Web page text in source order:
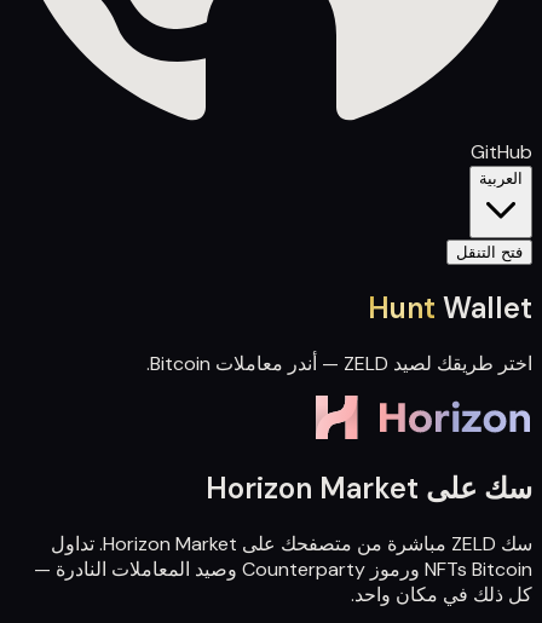
GitHub
العربية
فتح التنقل
Hunt Wallet
اختر طريقك لصيد ZELD — أندر معاملات Bitcoin.
سك على Horizon Market
سك ZELD مباشرة من متصفحك على Horizon Market. تداول
NFTs Bitcoin ورموز Counterparty وصيد المعاملات النادرة —
كل ذلك في مكان واحد.